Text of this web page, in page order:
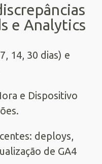
e Analytics
14, 30 dias) e
e Dispositivo
deploys,
de GA4